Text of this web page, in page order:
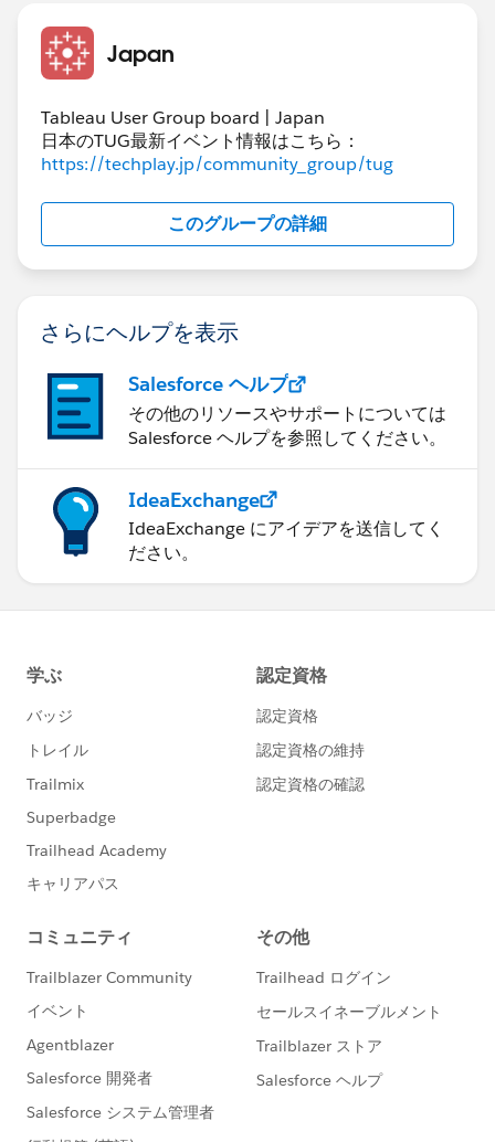
そもそもブレンドしか方法はない​
・​データソースは、個別のファイルを事前にひとつに結
┗ データの量が少ない→PrepでHyperにしてからパブ
リッシュ
┗ データの量が多い→​DWHに入れる
といったところではないかなと思います。​
Japan
Tableau User Group board | Japan
日本のTUG最新イベント情報はこちら：
https://techplay.jp/community_group/tug
このグループの詳細
さらにヘルプを表示
Salesforce ヘルプ
その他のリソースやサポートについては
Salesforce ヘルプを参照してください。
IdeaExchange
IdeaExchange にアイデアを送信してく
ださい。